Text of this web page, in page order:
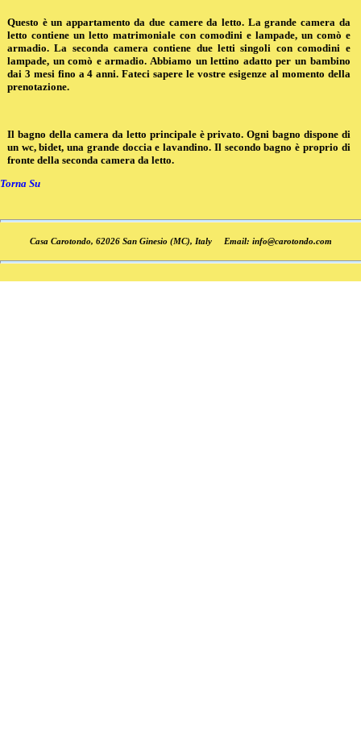
Questo è un appartamento da due camere da letto. La grande camera da
letto contiene un letto matrimoniale con comodini e lampade, un comò e
armadio. La seconda camera contiene due letti singoli con comodini e
lampade, un comò e armadio. Abbiamo un lettino adatto per un bambino
dai 3 mesi fino a 4 anni. Fateci sapere le vostre esigenze al momento della
prenotazione.
Il bagno della camera da letto principale è privato. Ogni bagno dispone di
un wc, bidet, una grande doccia e lavandino. Il secondo bagno è proprio di
fronte della seconda camera da letto.
Torna Su
Casa Carotondo, 62026 San Ginesio (MC), Italy Email: info@carotondo.com